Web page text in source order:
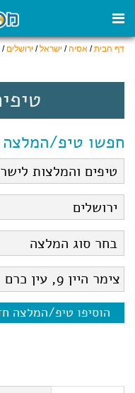
דף הבית/ אסיה/ ישראל/ ירושלים /
חפשו טיפ/המלצה
הוסיפו טיפ/המלצה